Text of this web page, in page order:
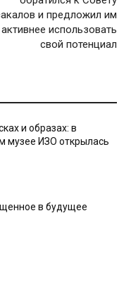
и предложил им
активнее использовать
свой потенциал
и образах: в
музее ИЗО открылась
в будущее